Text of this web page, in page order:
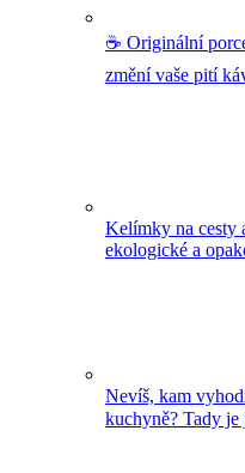
☕️ Originální
změní vaše pití
Kelímky na cesty
ekologické a
Nevíš, kam
kuchyně? Tady